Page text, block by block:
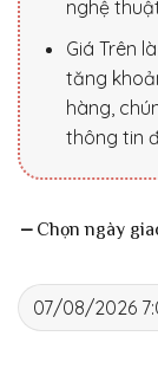
nghệ
Giá Trên
tăng
hàng,
thông tin
Chọn ngày